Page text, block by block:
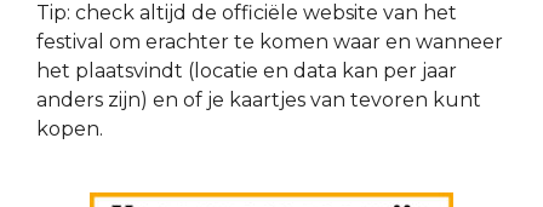
Tip: check altijd de officiële website van het
festival om erachter te komen waar en wanneer
het plaatsvindt (locatie en data kan per jaar
anders zijn) en of je kaartjes van tevoren kunt
kopen.